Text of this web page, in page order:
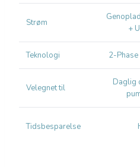
Strøm
+
Teknologi 2-
Velegnet til
Daglig
Tidsbesparelse